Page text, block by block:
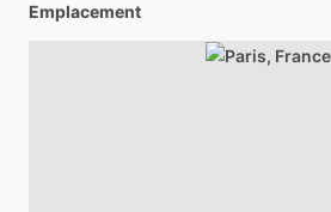
Emplacement